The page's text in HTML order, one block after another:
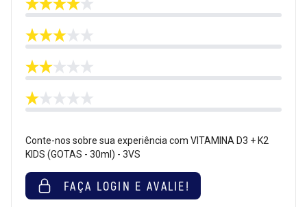
Conte-nos sobre sua experiência com VITAMINA D3 + K2
KIDS (GOTAS - 30ml) - 3VS
FAÇA LOGIN E AVALIE!